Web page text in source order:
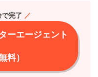
で完了 ／
ーエージェント
料）